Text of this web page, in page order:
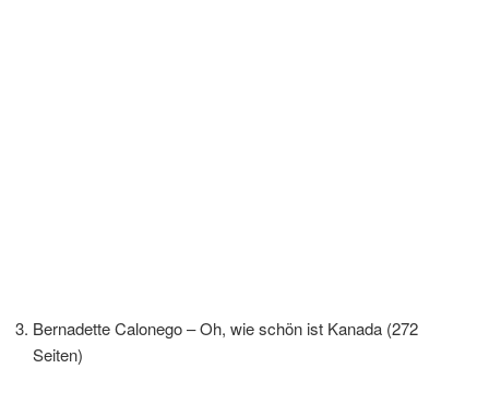
Bernadette Calonego – Oh, wie schön ist Kanada (272
Seiten)